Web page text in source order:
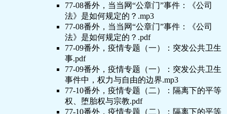
77-08番外，当当网“公章门”事件：《公司
法》是如何规定的？.mp3
77-08番外，当当网“公章门”事件：《公司
法》是如何规定的？.pdf
77-09番外，疫情专题（一）：突发公共卫生
事.pdf
77-09番外，疫情专题（一）：突发公共卫生
事件中，权力与自由的边界.mp3
77-10番外，疫情专题（二）：隔离下的平等
权、堕胎权与宗教.pdf
77-10番外，疫情专题（二）：隔离下的平等